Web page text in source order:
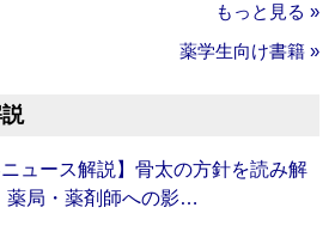
もっと見る »
薬学生向け書籍 »
ニュース解説】骨太の方針を読み解
薬局・薬剤師への影…